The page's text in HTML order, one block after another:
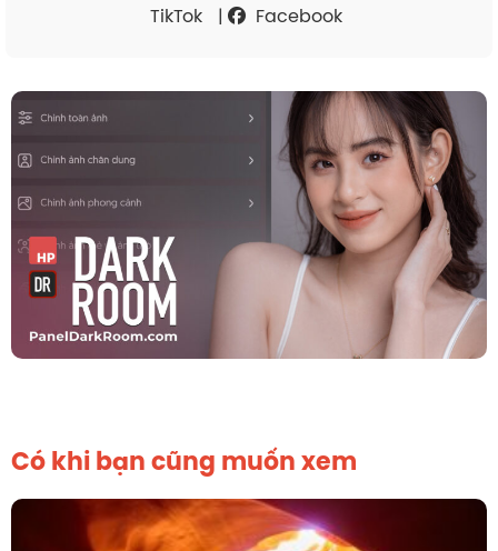
TikTok
| Facebook
Có khi bạn cũng muốn xem